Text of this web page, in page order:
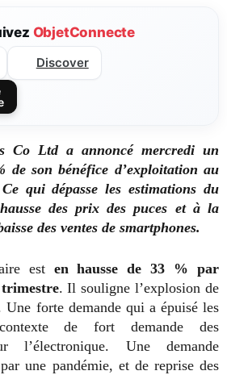
ObjetConnecte
Discover
Co Ltd a annoncé mercredi un
de son bénéfice d’exploitation au
qui dépasse les estimations du
des prix des puces et à la
des ventes de smartphones.
est en hausse de 33 % par
. Il souligne l’explosion de
Une forte demande qui a épuisé les
de fort demande des
l’électronique. Une demande
une pandémie, et de reprise des